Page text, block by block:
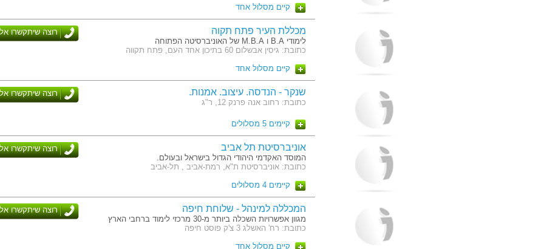
קיים מסלול אחד
מכללת העיר פתח תקוה
לימודי B.A ו M.B.A של האוניברסיטה הפתוחה
כתובת: גיסין אבשלום 60 בתיכון אחד העם, פתח תקווה
רוצה שיתקשרו
קיים מסלול אחד
שנקר - הנדסה. עיצוב. אמנות.
כתובת: רחוב אנה פרנק 12, ר"ג
רוצה שיתקשרו
קיימים 5 מסלולים
אוניברסיטת תל אביב
המוסד האקדמי היהודי הגדול בישראל ובעולם.
כתובת: אוניברסיטת ת"א, רמת-אביב , תל-אביב
רוצה שיתקשרו
קיימים 4 מסלולים
המכללה למינהל - שלוחת חיפה
מגוון אפשרויות השכלה ביותר מ-30 מרכזי לימוד ברחבי הארץ
כתובת: רח' האשלג 3 צ'ק פוסט חיפה
רוצה שיתקשרו
קיים מסלול אחד